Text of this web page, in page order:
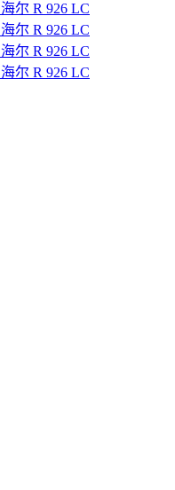
尔 R 926 LC
尔 R 926 LC
尔 R 926 LC
尔 R 926 LC